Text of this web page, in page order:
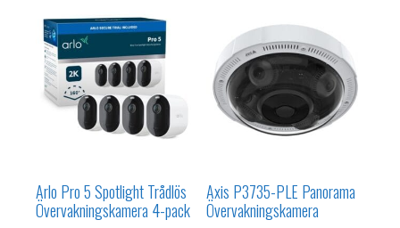
Arlo Pro 5 Spotlight Trådlös
Övervakningskamera 4-pack
Axis P3735-PLE Panorama
Övervakningskamera